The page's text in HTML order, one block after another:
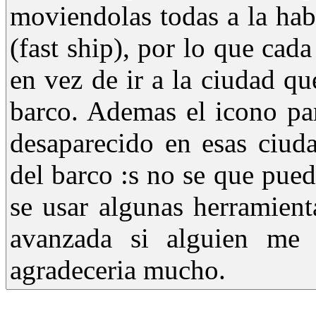
moviendolas todas a la
(fast ship), por lo que
en vez de ir a la ciudad
barco. Ademas el icono
desaparecido en esas
del barco :s no se que
se usar algunas
avanzada si alguien
agradeceria mucho.